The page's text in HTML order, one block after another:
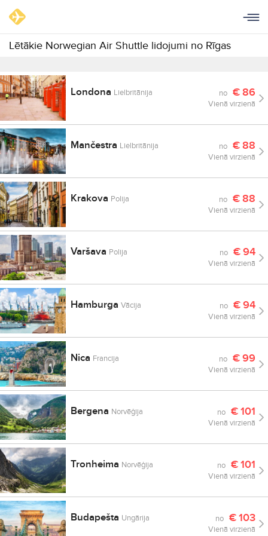
Lētākie Norwegian Air Shuttle lidojumi no Rīgas
Londona Lielbritānija no €86
Vienā virzienā
Mančestra Lielbritānija no €88
Vienā virzienā
Krakova Polija no €88
Vienā virzienā
Varšava Polija no €94
Vienā virzienā
HamburgaVācija no €94
Vienā virzienā
Nica Francija no €99
Vienā virzienā
Bergena Norvēģija no €101
Vienā virzienā
Tronheima Norvēģija no €101
Vienā virzienā
Budapešta Ungārija no €103
Vienā virzienā